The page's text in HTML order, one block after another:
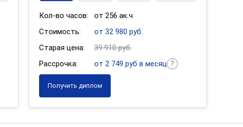
Кол-во часов:
от 256 ак.ч
Стоимость:
от 32 980 руб.
Старая цена:
39 910 руб.
Рассрочка:
от 2 749 руб в месяц
Получить диплом